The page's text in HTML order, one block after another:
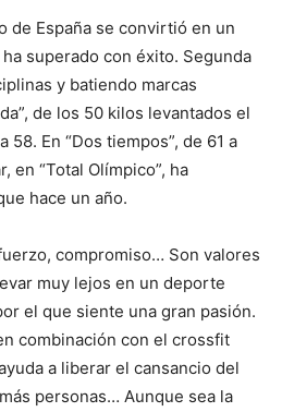
de España se convirtió en un
superado con éxito. Segunda
y batiendo marcas
de los 50 kilos levantados el
58. En “Dos tiempos”, de 61 a
en “Total Olímpico”, ha
hace un año.
compromiso… Son valores
muy lejos en un deporte
el que siente una gran pasión.
combinación con el crossfit
a liberar el cansancio del
personas… Aunque sea la